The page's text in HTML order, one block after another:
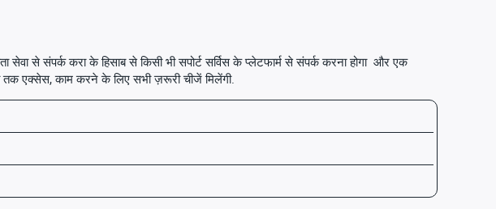
से संपर्क करा के हिसाब से किसी भी सपोर्ट सर्विस के प्लेटफार्म से संपर्क करना होगा और एक
तक एक्सेस, काम करने के लिए सभी ज़रूरी चीजें मिलेंगी.